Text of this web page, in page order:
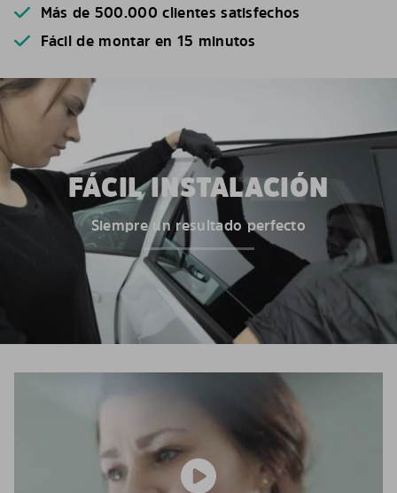
Más de 500.000 clientes satisfechos
Fácil de montar en 15 minutos
FÁCIL INSTALACIÓN
Siempre un resultado perfecto